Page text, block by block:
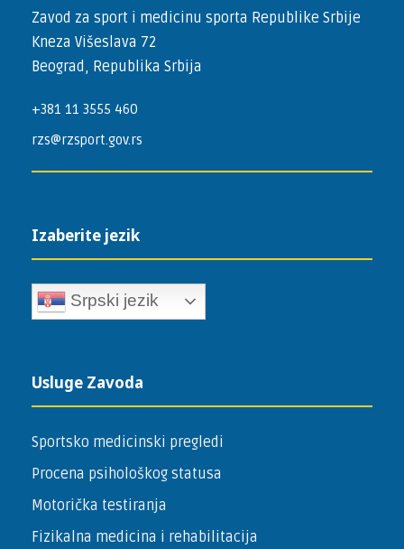
Zavod za sport i medicinu sporta Republike Srbije
Kneza Višeslava 72
Beograd, Republika Srbija
+381 11 3555 460
rzs@rzsport.gov.rs
Izaberite jezik
Srpski jezik
Usluge Zavoda
Sportsko medicinski pregledi
Procena psihološkog statusa
Motorička testiranja
Fizikalna medicina i rehabilitacija